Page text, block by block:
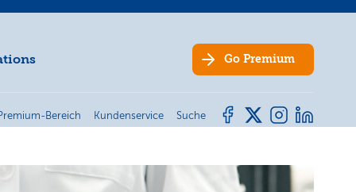
Go Premium
Bereich Kundenservice Suche